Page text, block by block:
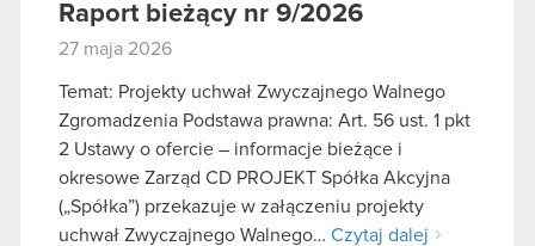
Raport bieżący nr 9/2026
27 maja 2026
Temat: Projekty uchwał Zwyczajnego Walnego
Zgromadzenia Podstawa prawna: Art. 56 ust. 1 pkt
2 Ustawy o ofercie – informacje bieżące i
okresowe Zarząd CD PROJEKT Spółka Akcyjna
(„Spółka”) przekazuje w załączeniu projekty
uchwał Zwyczajnego Walnego… Czytaj dalej